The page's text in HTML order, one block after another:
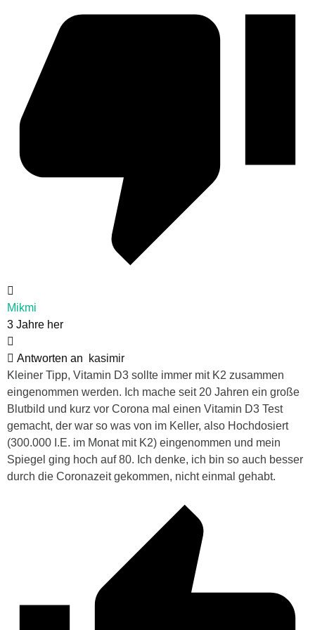
Mikmi
3 Jahre her
Antworten an
kasimir
Kleiner Tipp, Vitamin D3 sollte immer mit K2 zusammen
eingenommen werden. Ich mache seit 20 Jahren ein große
Blutbild und kurz vor Corona mal einen Vitamin D3 Test
gemacht, der war so was von im Keller, also Hochdosiert
(300.000 I.E. im Monat mit K2) eingenommen und mein
Spiegel ging hoch auf 80. Ich denke, ich bin so auch besser
durch die Coronazeit gekommen, nicht einmal gehabt.